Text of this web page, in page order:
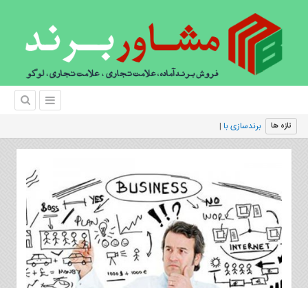
تازه ها برندسازی با هزینه کم